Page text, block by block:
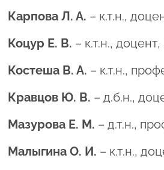
Карпова Л. А. – к.т.н.,
Коцур Е. В. – к.т.н.,
Костеша В. А. – к.т.н.,
Кравцов Ю. В. – д.б.н.,
Мазурова Е. М. – д.т.н.,
Малыгина О. И. – к.т.н.,